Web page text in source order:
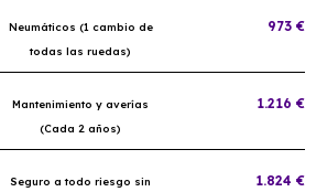
Neumáticos (1 cambio de
todas las ruedas)
973 €
Mantenimiento y averías
(Cada 2 años)
1.216 €
Seguro a todo riesgo sin
1.824 €